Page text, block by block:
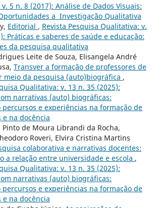
5 n. 8 (2017): Análise de Dados Visuais:
a Investigação Qualitativa
Editorial , Revista Pesquisa Qualitativa: v.
Práticas e saberes de saúde e educação:
da pesquisa qualitativa
Leite de Souza, Elisangela André
Transver a formação de professores de
meio da pesquisa (auto)biográfica ,
Qualitativa: v. 13 n. 35 (2025):
narrativas (auto) biográficas:
e experiências na formação de
e na docência
Pinto de Moura Librandi da Rocha,
Roveri, Elvira Cristina Martins
colaborativa e narrativas docentes:
a relação entre universidade e escola ,
Qualitativa: v. 13 n. 35 (2025):
narrativas (auto) biográficas:
e experiências na formação de
e na docência